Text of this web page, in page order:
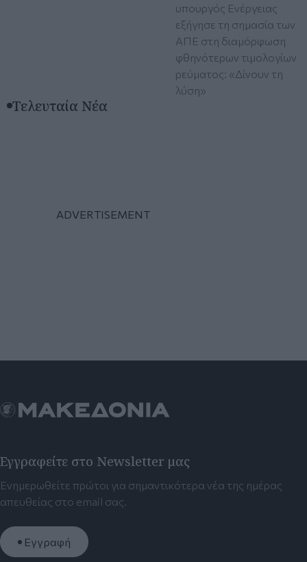
υπουργός Ενέργειας
εξήγησε τη σημασία των
ΑΠΕ στη διαμόρφωση
φθηνότερων τιμολογίων
ρεύματος: «Δίνουν τη
λύση»
Τελευταία Νέα
Εγγραφείτε στο Newsletter μας
Ενημερωθείτε πρώτοι για σημαντικότερα νέα της ημέρας
απευθείας στο email σας.
Εγγραφή